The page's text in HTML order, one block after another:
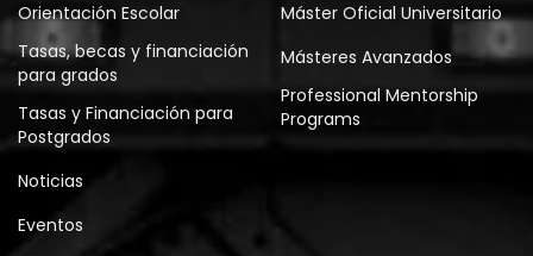
Orientación Escolar
Tasas, becas y financiación
para grados
Tasas y Financiación para
Postgrados
Máster Oficial Universitario
Másteres Avanzados
Professional Mentorship
Programs
Noticias
Eventos